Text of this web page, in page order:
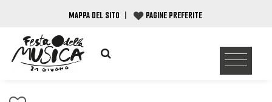
MAPPA DEL SITO | PAGINE PREFERITE